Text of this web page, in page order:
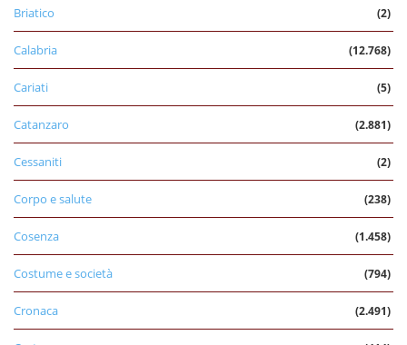
Briatico (2)
Calabria (12.768)
Cariati (5)
Catanzaro (2.881)
Cessaniti (2)
Corpo e salute (238)
Cosenza (1.458)
Costume e società (794)
Cronaca (2.491)